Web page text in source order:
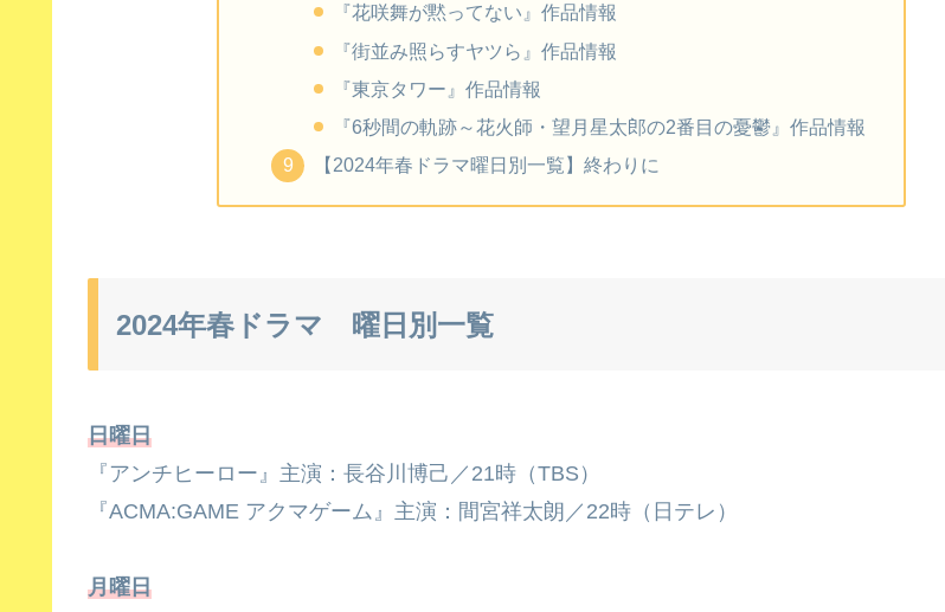
『花咲舞が黙ってない』作品情報
『街並み照らすヤツら』作品情報
『東京タワー』作品情報
『6秒間の軌跡～花火師・望月星太郎の2番目の憂鬱』作品情報
【2024年春ドラマ曜日別一覧】終わりに
2024年春ドラマ 曜日別一覧
日曜日
『アンチヒーロー』主演：長谷川博己／21時（TBS）
『ACMA:GAME アクマゲーム』主演：間宮祥太朗／22時（日テレ）
月曜日